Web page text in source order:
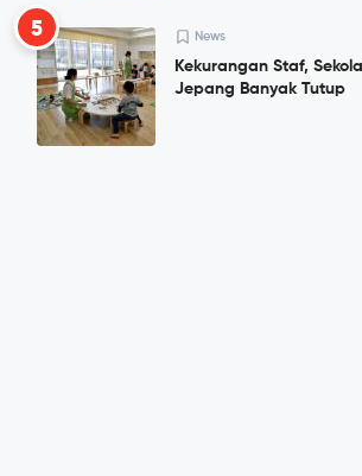
5 News
Kekurangan Staf,
Jepang Banyak Tutup